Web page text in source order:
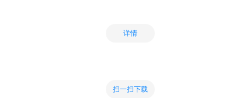
详情
扫一扫下载